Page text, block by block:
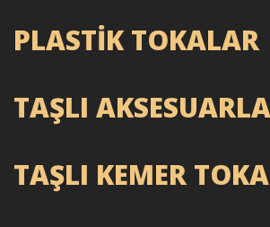
PLASTİK TOKALAR
TAŞLI
TAŞLI KEMER